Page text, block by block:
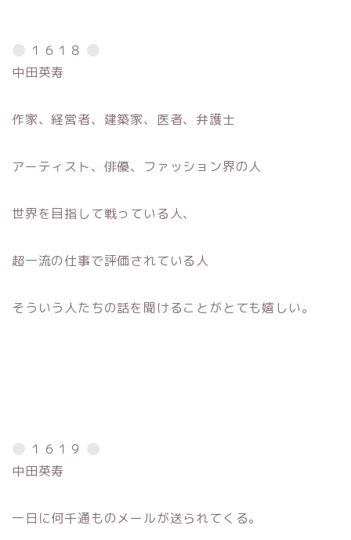
１６１８
中田英寿
作家、経営者、建築家、医者、弁護士
アーティスト、俳優、ファッション界の人
世界を目指して戦っている人、
超一流の仕事で評価されている人
そういう人たちの話を聞けることがとても嬉しい。
１６１９
中田英寿
一日に何千通ものメールが送られてくる。